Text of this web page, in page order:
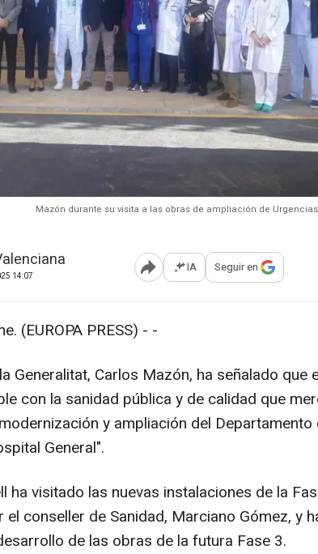
Mazón durante su visita a las obras de ampliación de
14:07 Abrir opciones para
IA Seguir en
(EUROPA PRESS) - -
Generalitat, Carlos Mazón, ha señalado que
con la sanidad pública y de calidad que
y ampliación del Departamento
General".
ha visitado las nuevas instalaciones de la
conseller de Sanidad, Marciano Gómez, y
de las obras de la futura Fase 3.